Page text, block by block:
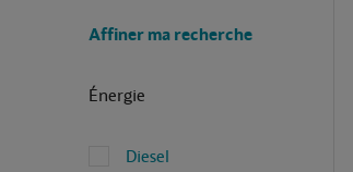
Affiner ma recherche
Énergie
Diesel